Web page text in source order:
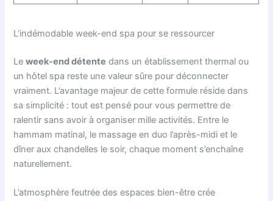
L’indémodable week-end spa pour se ressourcer
Leweek-end détente dans un établissement thermal ou
un hôtel spa reste une valeur sûre pour déconnecter
vraiment. L’avantage majeur de cette formule réside dans
sa simplicité : tout est pensé pour vous permettre de
ralentir sans avoir à organiser mille activités. Entre le
hammam matinal, le massage en duo l’après-midi et le
dîner aux chandelles le soir, chaque moment s’enchaîne
naturellement.
L’atmosphère feutrée des espaces bien-être crée